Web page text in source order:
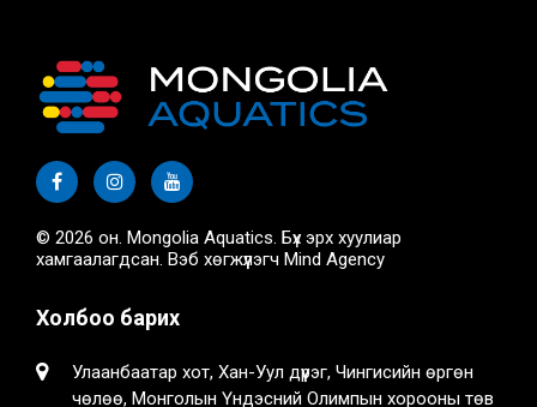
© 2026 он. Mongolia Aquatics. Бүх эрх хуулиар
хамгаалагдсан. Вэб хөгжүүлэгч Mind Agency
Холбоо барих
Улаанбаатар хот, Хан-Уул дүүрэг, Чингисийн өргөн
чөлөө, Монголын Үндэсний Олимпын хорооны төв